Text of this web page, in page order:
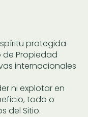
protegida
de Propiedad
internacionales
ni explotar en
todo o
del Sitio.